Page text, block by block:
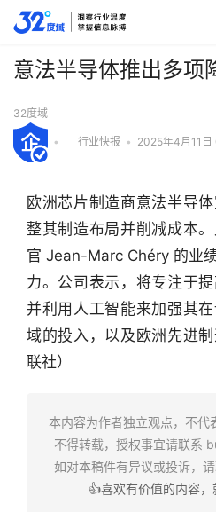
行
意法半导体推出多项
32度域
• 行业快报 • 2025年4月11
欧洲芯片制造商意法半导
整其制造布局并削减成本
官 Jean-Marc Chéry 的业
力。公司表示，将专注于提
并利用人工智能来加强其
域的投入，以及欧洲先进
联社）
本内容为作者独立观点，不代
不得转载，授权事宜请联系
如对本稿件有异议或投诉，
👍喜欢有价值的内容，